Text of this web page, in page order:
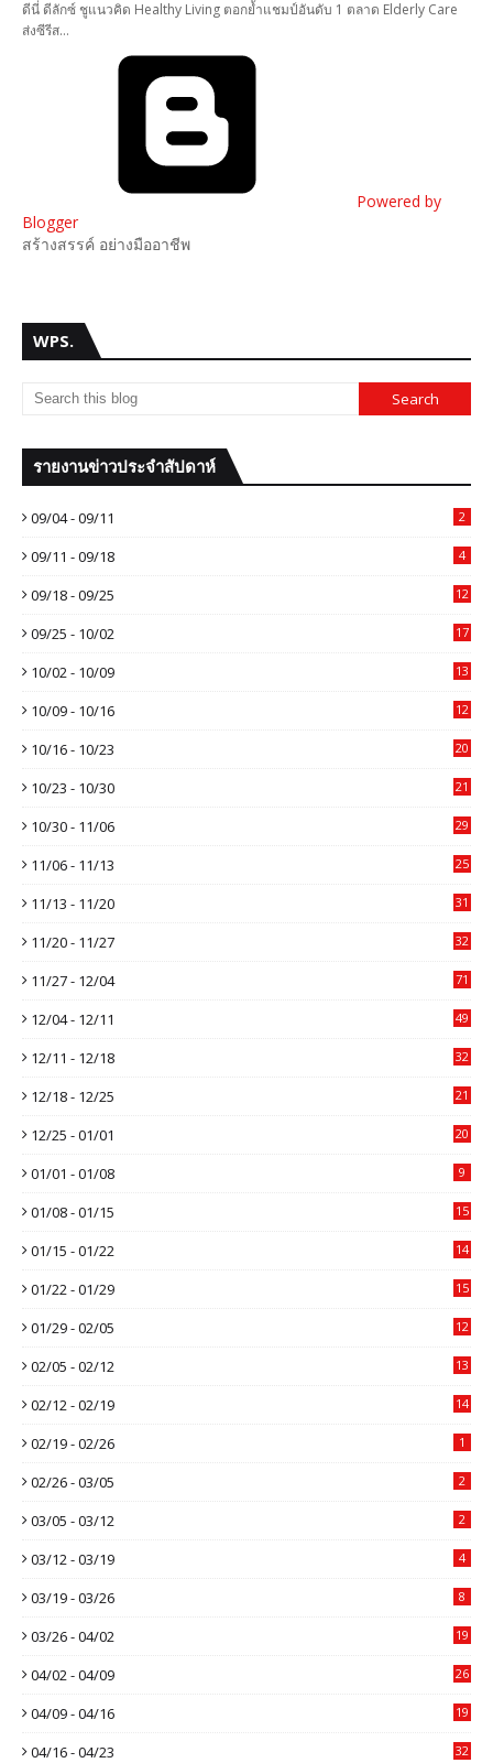
ดีนี่ ดีลักซ์ ชูแนวคิด Healthy Living ตอกย้ำแชมป์อันดับ 1 ตลาด Elderly Care
ส่งซีรีส…
Powered by
Blogger
สร้างสรรค์ อย่างมืออาชีพ
WPS.
รายงานข่าวประจำสัปดาห์
09/04 - 09/11 2
09/11 - 09/18 4
09/18 - 09/25 12
09/25 - 10/02 17
10/02 - 10/09 13
10/09 - 10/16 12
10/16 - 10/23 20
10/23 - 10/30 21
10/30 - 11/06 29
11/06 - 11/13 25
11/13 - 11/20 31
11/20 - 11/27 32
11/27 - 12/04 71
12/04 - 12/11 49
12/11 - 12/18 32
12/18 - 12/25 21
12/25 - 01/01 20
01/01 - 01/08 9
01/08 - 01/15 15
01/15 - 01/22 14
01/22 - 01/29 15
01/29 - 02/05 12
02/05 - 02/12 13
02/12 - 02/19 14
02/19 - 02/26 1
02/26 - 03/05 2
03/05 - 03/12 2
03/12 - 03/19 4
03/19 - 03/26 8
03/26 - 04/02 19
04/02 - 04/09 26
04/09 - 04/16 19
04/16 - 04/23 32